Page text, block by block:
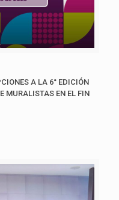
A LA 6° EDICIÓN
MURALISTAS EN EL FIN